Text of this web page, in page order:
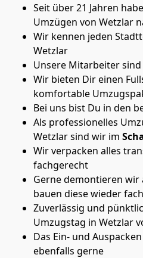
Seit über 21 Jahren
Umzügen von Wetzlar
Wir kennen jeden
Wetzlar
Unsere Mitarbeiter
Wir bieten Dir einen
komfortable
Bei uns bist Du in den
Als professionelles
Wetzlar sind wir im
Wir verpacken alles
fachgerecht
Gerne demontieren wir
bauen diese wieder
Zuverlässig und
Umzugstag in Wetzlar
Das Ein- und
ebenfalls gerne